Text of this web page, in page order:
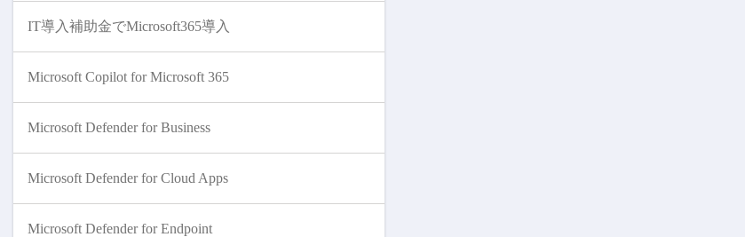
IT導入補助金でMicrosoft365導入
Microsoft Copilot for Microsoft 365
Microsoft Defender for Business
Microsoft Defender for Cloud Apps
Microsoft Defender for Endpoint